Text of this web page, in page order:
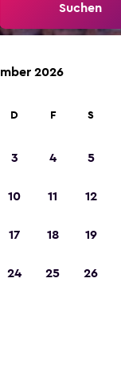
Suchen
2026
D F S
3 4 5
10 11 12
17 18 19
24 25 26